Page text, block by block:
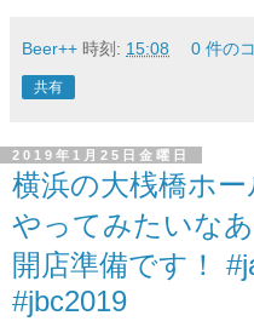
Beer++ 時刻: 15:08 0 件の
共有
2019年1月25日金曜日
横浜の大桟橋ホ
やってみたいな
開店準備です！
#jbc2019